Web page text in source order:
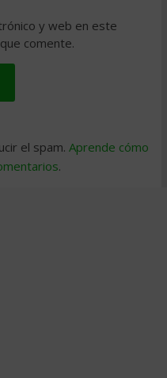
y web en este
comente.
el spam. Aprende cómo
.